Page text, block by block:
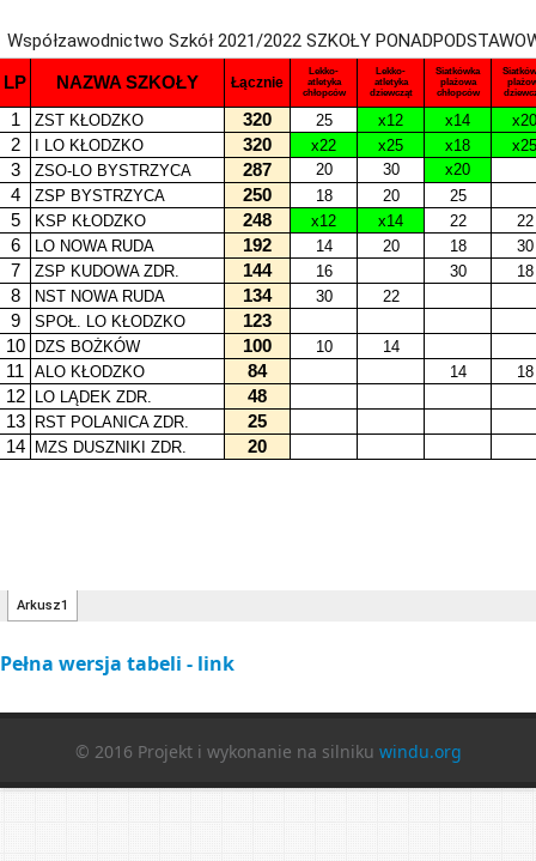
Pełna wersja tabeli - link
© 2016 Projekt i wykonanie na silniku windu.org